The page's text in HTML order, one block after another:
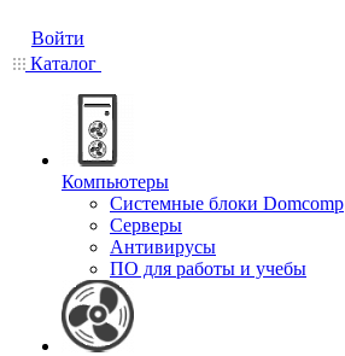
Войти
Каталог
Компьютеры
Системные блоки Domcomp
Серверы
Антивирусы
ПО для работы и учебы